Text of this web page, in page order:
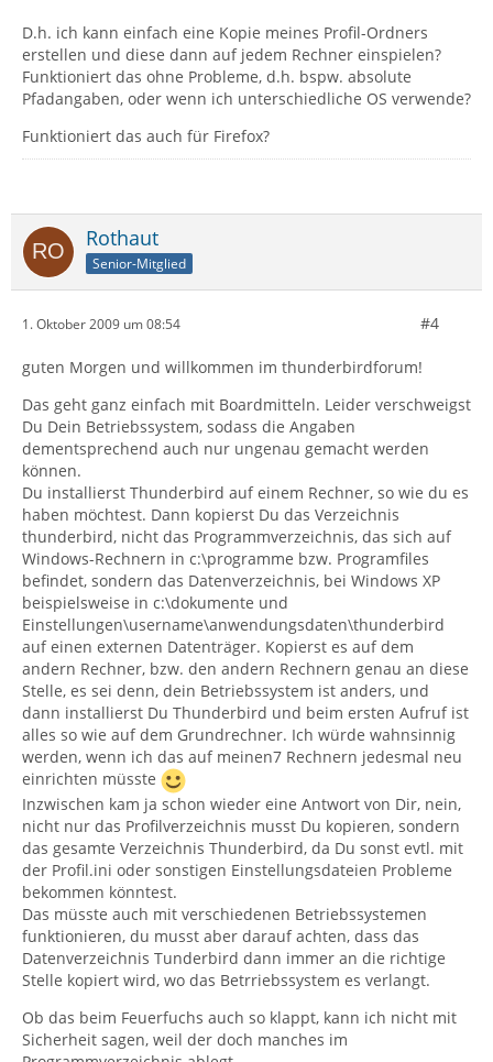
D.h. ich kann einfach eine Kopie meines Profil-Ordners
erstellen und diese dann auf jedem Rechner einspielen?
Funktioniert das ohne Probleme, d.h. bspw. absolute
Pfadangaben, oder wenn ich unterschiedliche OS verwende?
Funktioniert das auch für Firefox?
Rothaut
Senior-Mitglied
1. Oktober 2009 um 08:54 #4
guten Morgen und willkommen im thunderbirdforum!
Das geht ganz einfach mit Boardmitteln. Leider verschweigst
Du Dein Betriebssystem, sodass die Angaben
dementsprechend auch nur ungenau gemacht werden
können.
Du installierst Thunderbird auf einem Rechner, so wie du es
haben möchtest. Dann kopierst Du das Verzeichnis
thunderbird, nicht das Programmverzeichnis, das sich auf
Windows-Rechnern in c:\programme bzw. Programfiles
befindet, sondern das Datenverzeichnis, bei Windows XP
beispielsweise in c:\dokumente und
Einstellungen\username\anwendungsdaten\thunderbird
auf einen externen Datenträger. Kopierst es auf dem
andern Rechner, bzw. den andern Rechnern genau an diese
Stelle, es sei denn, dein Betriebssystem ist anders, und
dann installierst Du Thunderbird und beim ersten Aufruf ist
alles so wie auf dem Grundrechner. Ich würde wahnsinnig
werden, wenn ich das auf meinen7 Rechnern jedesmal neu
einrichten müsste
Inzwischen kam ja schon wieder eine Antwort von Dir, nein,
nicht nur das Profilverzeichnis musst Du kopieren, sondern
das gesamte Verzeichnis Thunderbird, da Du sonst evtl. mit
der Profil.ini oder sonstigen Einstellungsdateien Probleme
bekommen könntest.
Das müsste auch mit verschiedenen Betriebssystemen
funktionieren, du musst aber darauf achten, dass das
Datenverzeichnis Tunderbird dann immer an die richtige
Stelle kopiert wird, wo das Betrriebssystem es verlangt.
Ob das beim Feuerfuchs auch so klappt, kann ich nicht mit
Sicherheit sagen, weil der doch manches im